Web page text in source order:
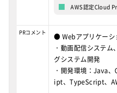
AWS認定Cloud
PRコメント
● Webアプリケーシ
・動画配信システム
グシステム開発
・開発環境：Java
ipt、TypeScript、